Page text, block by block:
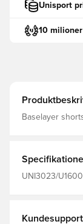
Unisport
10
Baselayer
og varm Den brede og elastiske linning kan strækkes for
UNI3023/
Kundesupport